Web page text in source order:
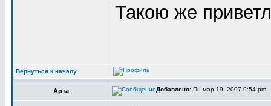
Такою же
Вернуться к началу
Арта Добавлено: Пн мар 19, 2007 9:54 pm